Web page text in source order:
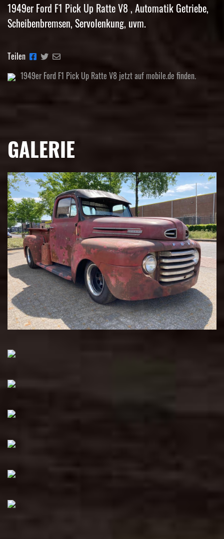
1949er Ford F1 Pick Up Ratte V8 , Automatik Getriebe,
Scheibenbremsen, Servolenkung, uvm.
Teilen
1949er Ford F1 Pick Up Ratte V8 jetzt auf mobile.de finden.
GALERIE